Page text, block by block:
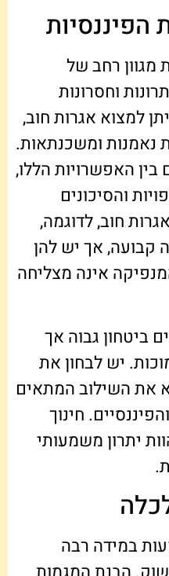
הפיננסיות
מגוון רחב של
וחסרונות
למצוא אגרות חוב,
נאמנות ומשכנתאות.
האפשרויות הללו,
והסיכונים
חוב, לדוגמה,
קבועה, אך יש להן
אינה מצליחה
ביטחון גבוה אך
יש לבחון את
את השילוב המתאים
חינוך
יתרון משמעותי
במידה רבה